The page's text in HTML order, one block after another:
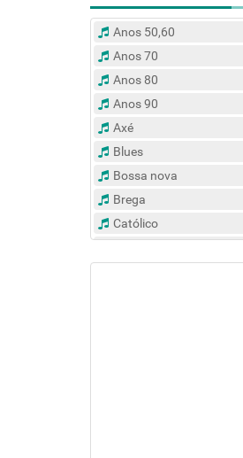
Anos 50,60
Anos 70
Anos 80
Anos 90
Axé
Blues
Bossa nova
Brega
Católico